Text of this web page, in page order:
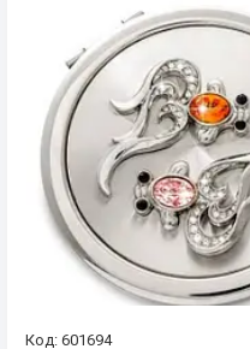
601694